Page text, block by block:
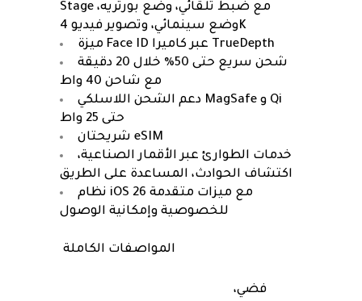
Stage مع ضبط تلقائي، وضع بورتريه،
وضع سينمائي، وتصوير فيديو 4K
ميزة Face ID عبر كاميرا TrueDepth
شحن سريع حتى 50% خلال 20 دقيقة
مع شاحن 40 واط
دعم الشحن اللاسلكي MagSafe و Qi
حتى 25 واط
شريحتان eSIM
خدمات الطوارئ عبر الأقمار الصناعية،
اكتشاف الحوادث، المساعدة على الطريق
نظام iOS 26 مع ميزات متقدمة
للخصوصية وإمكانية الوصول
المواصفات الكاملة
فضي،